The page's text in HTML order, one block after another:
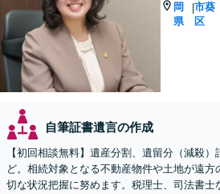
岡
県
|市葵
区
自筆証書遺言の作成
【初回相談無料】遺産分割、遺留分（減殺
ど。相続対象となる不動産物件や土地が遠方
切な状況把握に努めます。税理士、司法書士